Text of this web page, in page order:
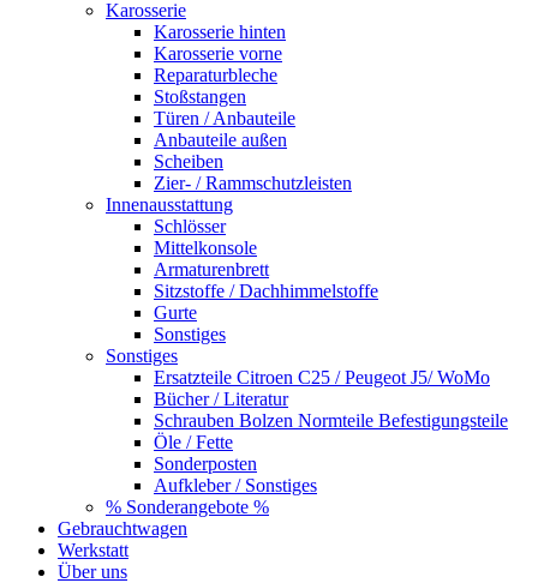
Karosserie
Karosserie hinten
Karosserie vorne
Reparaturbleche
Stoßstangen
Türen / Anbauteile
Anbauteile außen
Scheiben
Zier- / Rammschutzleisten
Innenausstattung
Schlösser
Mittelkonsole
Armaturenbrett
Sitzstoffe / Dachhimmelstoffe
Gurte
Sonstiges
Sonstiges
Ersatzteile Citroen C25 / Peugeot J5/ WoMo
Bücher / Literatur
Schrauben Bolzen Normteile Befestigungsteile
Öle / Fette
Sonderposten
Aufkleber / Sonstiges
% Sonderangebote %
Gebrauchtwagen
Werkstatt
Über uns